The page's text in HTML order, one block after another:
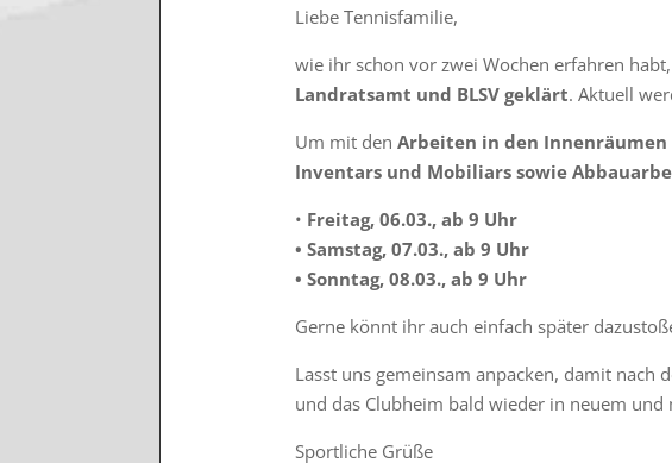
Liebe Tennisfamilie,
wie ihr schon vor zwei Wochen erfahren
Landratsamt und BLSV geklärt. Aktuell
Um mit den Arbeiten in den Innenräumen
Inventars und Mobiliars sowie
•⁠ ⁠ Freitag, 06.03., ab 9 Uhr
•⁠ ⁠⁠Samstag, 07.03., ab 9 Uhr
•⁠ ⁠Sonntag, 08.03., ab 9 Uhr
Gerne könnt ihr auch einfach später
Lasst uns gemeinsam anpacken, damit nach
und das Clubheim bald wieder in neuem
Sportliche Grüße